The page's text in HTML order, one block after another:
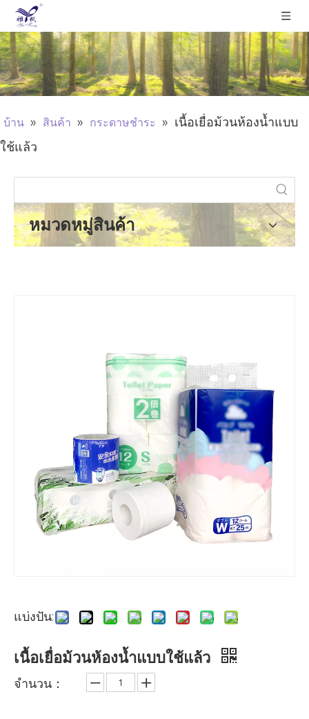
บ้าน » สินค้า » กระดาษชำระ » เนื้อเยื่อม้วนห้องน้ำแบบ
ใช้แล้ว
หมวดหมู่สินค้า
แบ่งปัน:
เนื้อเยื่อม้วนห้องน้ำแบบใช้แล้ว
จำนวน：